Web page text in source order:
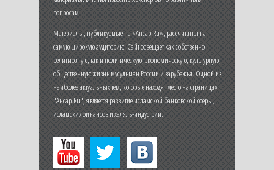
вопросам.
Материалы, публикуемые на «Ансар.Ru», рассчитаны на
самую широкую аудиторию. Сайт освещает как собственно
религиозную, так и политическую, экономическую, культурную,
общественную жизнь мусульман России и зарубежья. Одной из
наиболее актуальных тем, которые находят место на страницах
"Ансар.Ru", является развитие исламской банковской сферы,
исламских финансов и халяль-индустрии.